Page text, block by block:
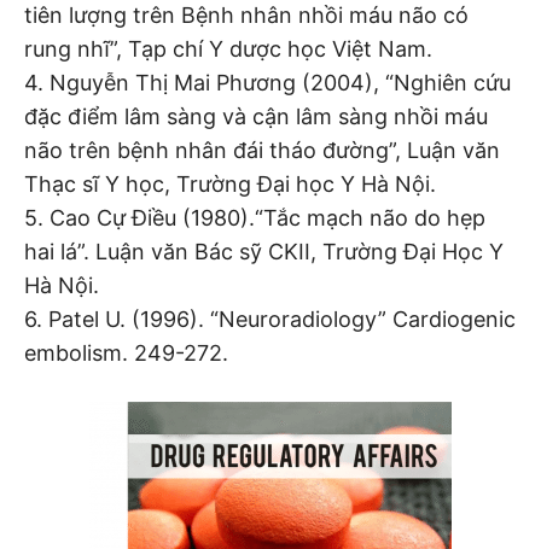
tiên lượng trên Bệnh nhân nhồi máu não có
rung nhĩ”, Tạp chí Y dược học Việt Nam.
4. Nguyễn Thị Mai Phương (2004), “Nghiên cứu
đặc điểm lâm sàng và cận lâm sàng nhồi máu
não trên bệnh nhân đái tháo đường”, Luận văn
Thạc sĩ Y học, Trường Đại học Y Hà Nội.
5. Cao Cự Điều (1980).“Tắc mạch não do hẹp
hai lá”. Luận văn Bác sỹ CKII, Trường Đại Học Y
Hà Nội.
6. Patel U. (1996). “Neuroradiology” Cardiogenic
embolism. 249-272.